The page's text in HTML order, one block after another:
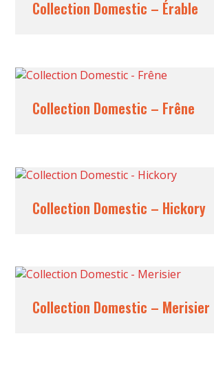
Collection Domestic – Érable
Collection Domestic – Frêne
Collection Domestic – Hickory
Collection Domestic – Merisier